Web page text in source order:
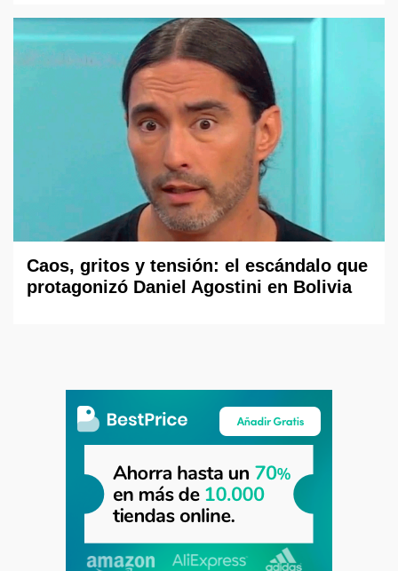
Caos, gritos y tensión: el escándalo que
protagonizó Daniel Agostini en Bolivia